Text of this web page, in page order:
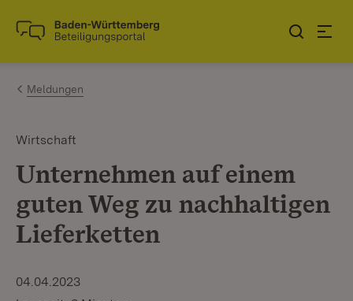
Zum Inhalt springen
Link zur Startseite
Meldungen
Wirtschaft
Unternehmen auf einem
guten Weg zu nachhaltigen
Lieferketten
04.04.2023